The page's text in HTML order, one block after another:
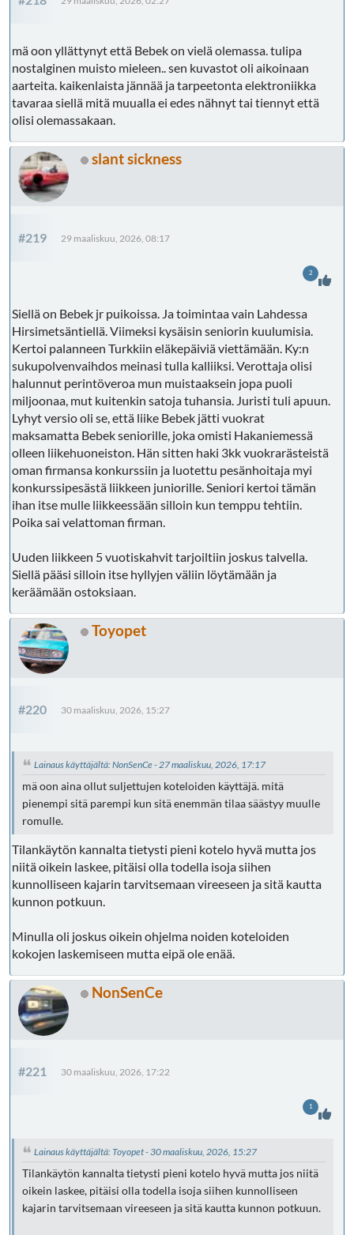
mä oon yllättynyt että Bebek on vielä olemassa. tulipa
nostalginen muisto mieleen.. sen kuvastot oli aikoinaan
aarteita. kaikenlaista jännää ja tarpeetonta elektroniikka
tavaraa siellä mitä muualla ei edes nähnyt tai tiennyt että
olisi olemassakaan.
slant sickness
#219 29 maaliskuu, 2026, 08:17
Siellä on Bebek jr puikoissa. Ja toimintaa vain Lahdessa
Hirsimetsäntiellä. Viimeksi kysäisin seniorin kuulumisia.
Kertoi palanneen Turkkiin eläkepäiviä viettämään. Ky:n
sukupolvenvaihdos meinasi tulla kalliiksi. Verottaja olisi
halunnut perintöveroa mun muistaaksein jopa puoli
miljoonaa, mut kuitenkin satoja tuhansia. Juristi tuli apuun.
Lyhyt versio oli se, että liike Bebek jätti vuokrat
maksamatta Bebek seniorille, joka omisti Hakaniemessä
olleen liikehuoneiston. Hän sitten haki 3kk vuokrarästeistä
oman firmansa konkurssiin ja luotettu pesänhoitaja myi
konkurssipesästä liikkeen juniorille. Seniori kertoi tämän
ihan itse mulle liikkeessään silloin kun temppu tehtiin.
Poika sai velattoman firman.
Uuden liikkeen 5 vuotiskahvit tarjoiltiin joskus talvella.
Siellä pääsi silloin itse hyllyjen väliin löytämään ja
keräämään ostoksiaan.
2
Toyopet
#220 30 maaliskuu, 2026, 15:27
Lainaus käyttäjältä: NonSenCe - 27 maaliskuu, 2026, 17:17
mä oon aina ollut suljettujen koteloiden käyttäjä. mitä
pienempi sitä parempi kun sitä enemmän tilaa säästyy muulle
romulle.
Tilankäytön kannalta tietysti pieni kotelo hyvä mutta jos
niitä oikein laskee, pitäisi olla todella isoja siihen
kunnolliseen kajarin tarvitsemaan vireeseen ja sitä kautta
kunnon potkuun.
Minulla oli joskus oikein ohjelma noiden koteloiden
kokojen laskemiseen mutta eipä ole enää.
NonSenCe
#221 30 maaliskuu, 2026, 17:22
Lainaus käyttäjältä: Toyopet - 30 maaliskuu, 2026, 15:27
Tilankäytön kannalta tietysti pieni kotelo hyvä mutta jos niitä
oikein laskee, pitäisi olla todella isoja siihen kunnolliseen
kajarin tarvitsemaan vireeseen ja sitä kautta kunnon potkuun.
1